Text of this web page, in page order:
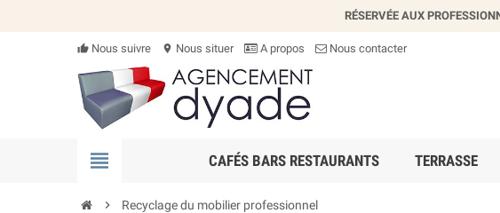
RÉSERVÉE AUX
thumb_up_alt
Nous suivre location_on Nous situer A propos Nous contacter
view_headline CAFÉS BARS RESTAURANTS TERRASSE
chevron_right Recyclage du mobilier professionnel